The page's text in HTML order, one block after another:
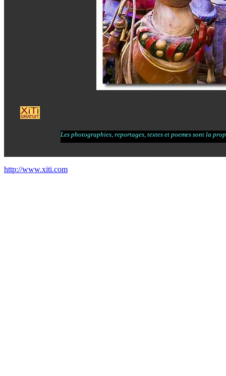
Les photographies, reportages, textes et poemes sont la
http://www.xiti.com